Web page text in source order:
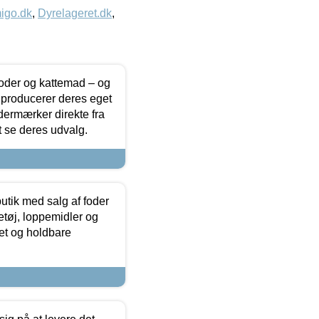
, Dyrelageret.dk,
og kattemad – og
deres eget
direkte fra
se deres udvalg.
med salg af foder
loppemidler og
og holdbare